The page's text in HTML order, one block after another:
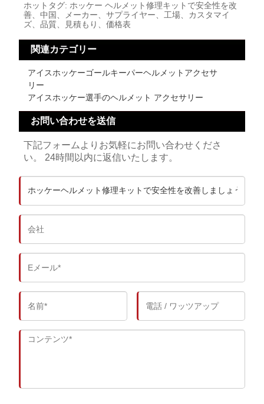
ホットタグ: ホッケー ヘルメット修理キットで安全性を改
善、中国、メーカー、サプライヤー、工場、カスタマイ
ズ、品質、見積もり、価格表
関連カテゴリー
アイスホッケーゴールキーパーヘルメットアクセサ
リー
アイスホッケー選手のヘルメット アクセサリー
お問い合わせを送信
下記フォームよりお気軽にお問い合わせくださ
い。 24時間以内に返信いたします。